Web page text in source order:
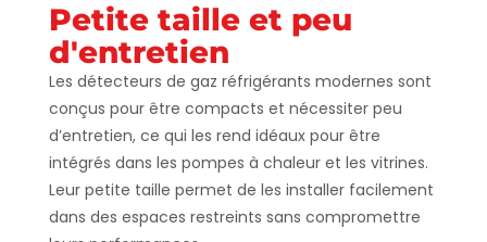
Petite taille et peu
d'entretien
Les détecteurs de gaz réfrigérants modernes sont
conçus pour être compacts et nécessiter peu
d’entretien, ce qui les rend idéaux pour être
intégrés dans les pompes à chaleur et les vitrines.
Leur petite taille permet de les installer facilement
dans des espaces restreints sans compromettre